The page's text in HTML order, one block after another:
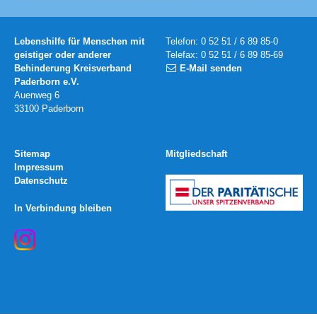
Lebenshilfe für Menschen mit
geistiger oder anderer
Behinderung Kreisverband
Paderborn e.V.
Auenweg 6
33100 Paderborn
Telefon: 0 52 51 / 6 89 85-0
Telefax: 0 52 51 / 6 89 85-69
E-Mail senden
Sitemap
Impressum
Datenschutz
In Verbindung bleiben
Mitgliedschaft